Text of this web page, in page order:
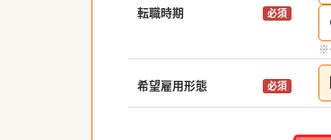
転職時期 必須
※
希望雇用形態 必須